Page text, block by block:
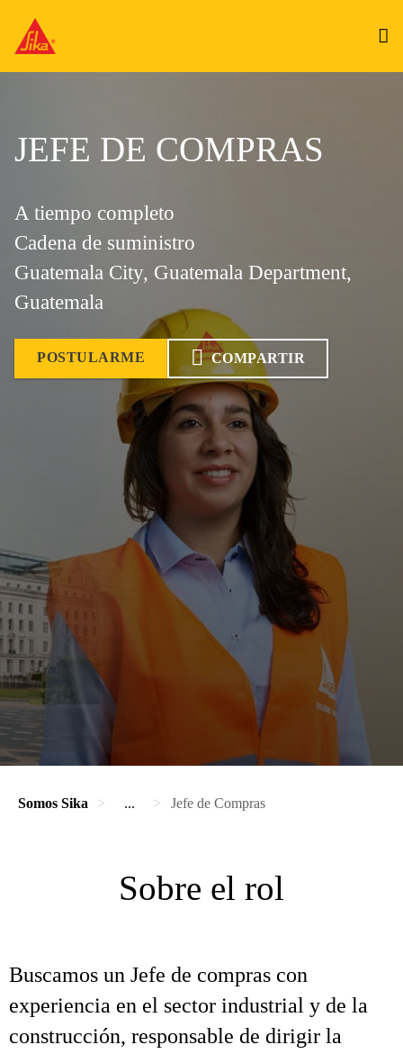
JEFE DE COMPRAS
A tiempo completo
Cadena de suministro
Guatemala City, Guatemala Department,
Guatemala
POSTULARME COMPARTIR
Somos Sika ... Jefe de Compras
Sobre el rol
Buscamos un Jefe de compras con
experiencia en el sector industrial y de la
construcción, responsable de dirigir la